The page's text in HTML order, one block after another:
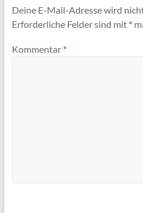
Deine E-Mail-Adresse wird
Erforderliche Felder sind mit *
Kommentar *